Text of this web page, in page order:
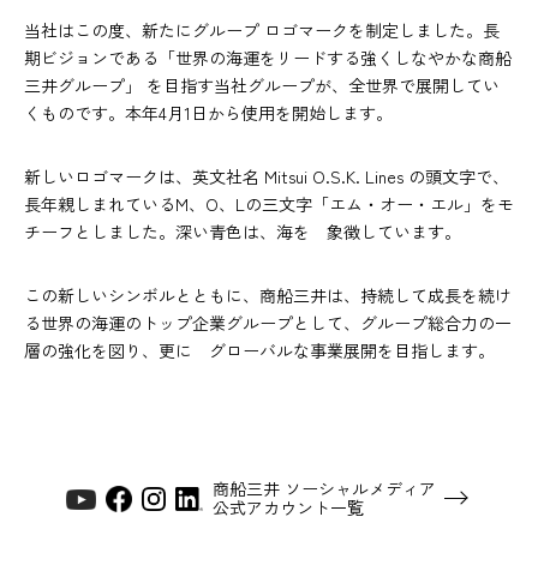
当社はこの度、新たにグループ ロゴマークを制定しました。長
期ビジョンである「世界の海運をリードする強くしなやかな商船
三井グループ」 を目指す当社グループが、全世界で展開してい
くものです。本年4月1日から使用を開始します。
新しいロゴマークは、英文社名 Mitsui O.S.K. Lines の頭文字で、
長年親しまれているM、O、Lの三文字「エム・オー・エル」をモ
チーフとしました。深い青色は、海を 象徴しています。
この新しいシンボルとともに、商船三井は、持続して成長を続け
る世界の海運のトップ企業グループとして、グループ総合力の一
層の強化を図り、更に グローバルな事業展開を目指します。
商船三井 ソーシャルメディア
公式アカウント一覧